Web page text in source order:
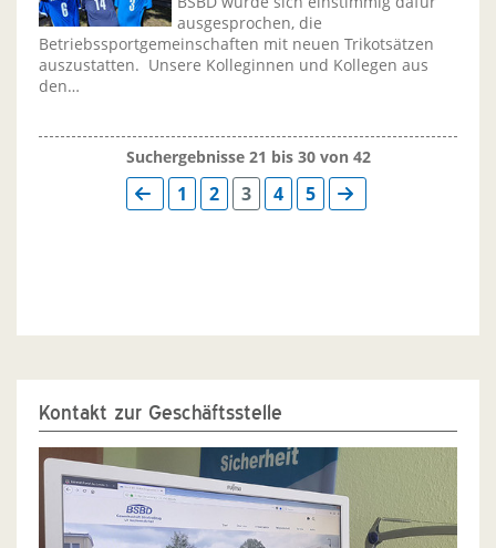
ausgesprochen, die
Betriebssportgemeinschaften mit neuen Trikotsätzen
auszustatten. Unsere Kolleginnen und Kollegen aus
den…
Suchergebnisse 21 bis 30 von 42
1 2 3 4 5
Kontakt zur Geschäftsstelle